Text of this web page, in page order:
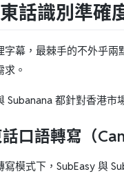
話識別準確
字幕，最棘手的不外乎兩
。
Subanana 都針對香港
口語轉寫（
寫模式下，SubEasy 與